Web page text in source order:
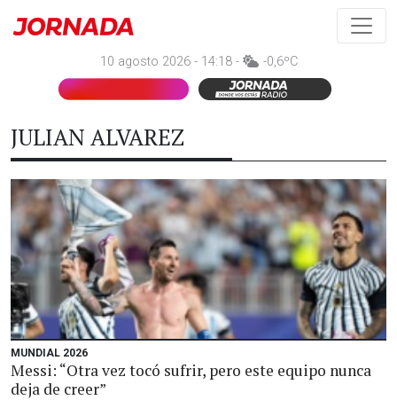
10 agosto 2026 - 14:18 - -0,6ºC
JULIAN ALVAREZ
MUNDIAL 2026
Messi: “Otra vez tocó sufrir, pero este equipo nunca
deja de creer”